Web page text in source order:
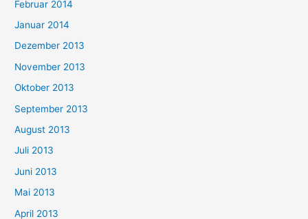
Februar 2014
Januar 2014
Dezember 2013
November 2013
Oktober 2013
September 2013
August 2013
Juli 2013
Juni 2013
Mai 2013
April 2013